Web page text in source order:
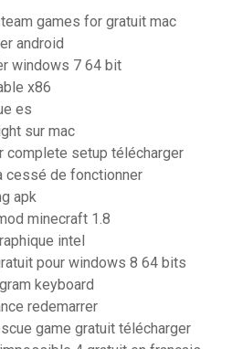
games for gratuit mac
android
windows 7 64 bit
x86
es
sur mac
complete setup télécharger
cessé de fonctionner
apk
minecraft 1.8
intel
pour windows 8 64 bits
keyboard
redemarrer
game gratuit télécharger